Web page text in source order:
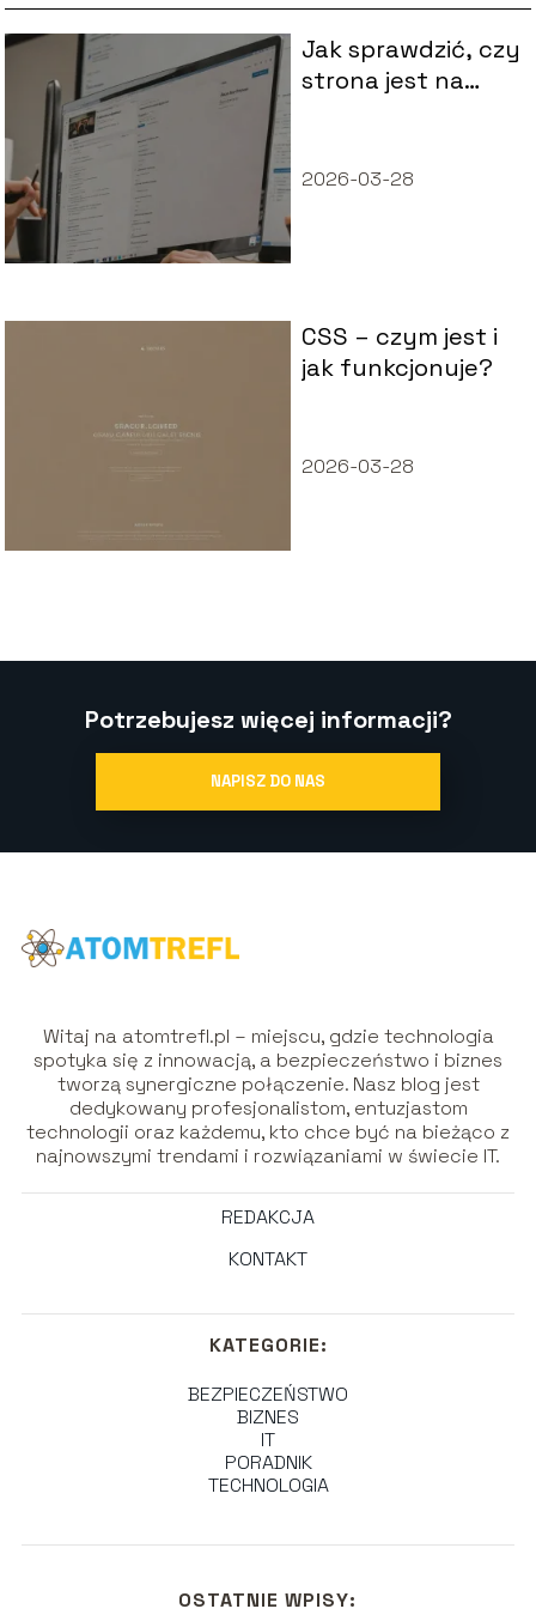
Jak sprawdzić, czy
strona jest na
2026-03-28
CSS – czym jest i
jak funkcjonuje?
2026-03-28
Potrzebujesz więcej informacji?
NAPISZ DO NAS
Witaj na atomtrefl.pl – miejscu, gdzie technologia
spotyka się z innowacją, a bezpieczeństwo i biznes
tworzą synergiczne połączenie. Nasz blog jest
dedykowany profesjonalistom, entuzjastom
technologii oraz każdemu, kto chce być na bieżąco z
najnowszymi trendami i rozwiązaniami w świecie IT.
REDAKCJA
KONTAKT
KATEGORIE:
BEZPIECZEŃSTWO
BIZNES
IT
PORADNIK
TECHNOLOGIA
OSTATNIE WPISY: